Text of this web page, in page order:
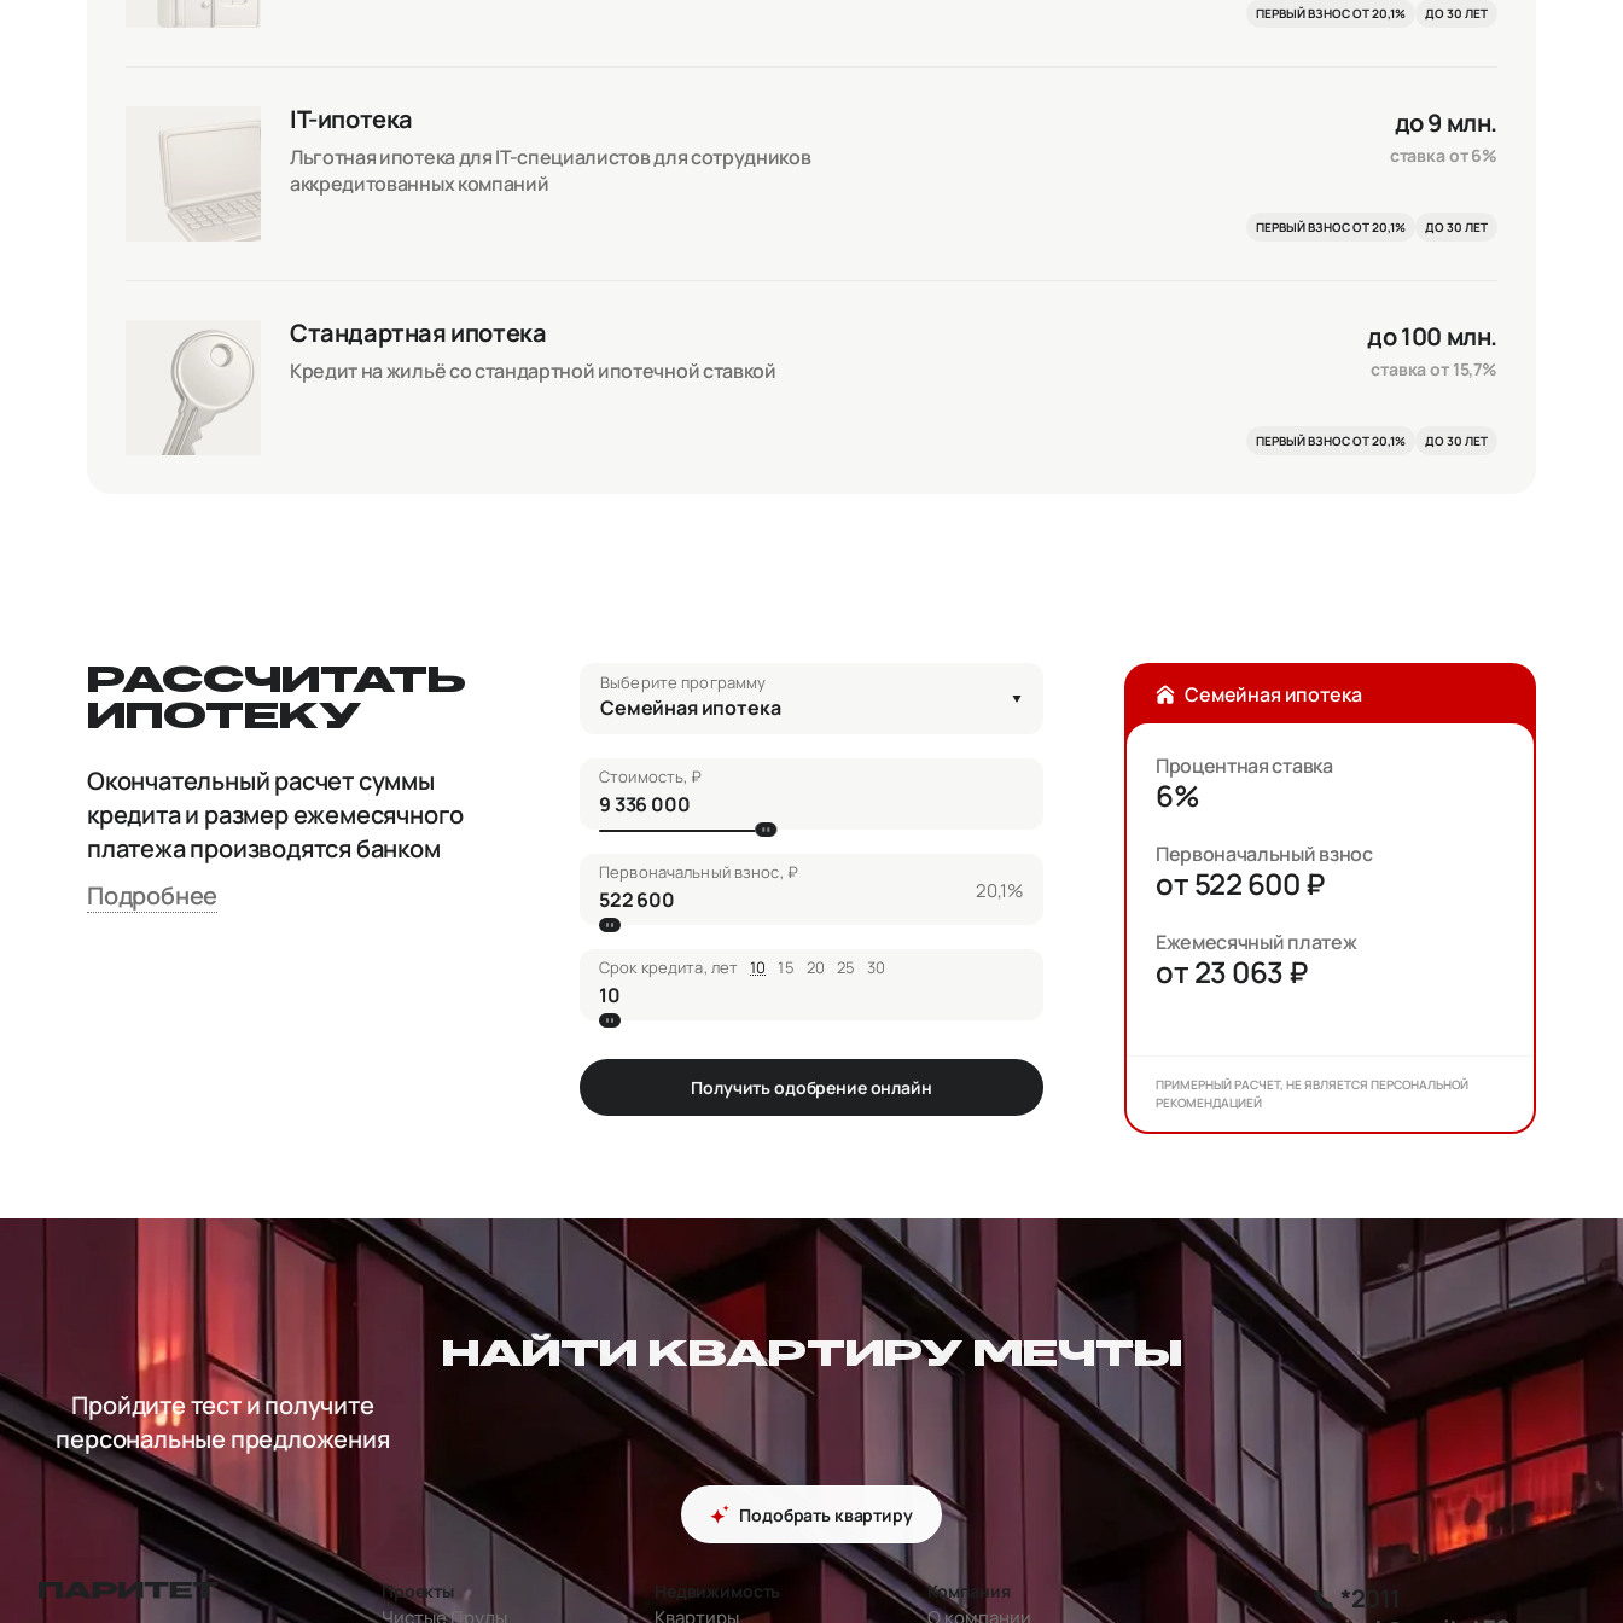
ПЕРВЫЙ ВЗНОС ОТ 20,1% ДО 30 ЛЕТ
IT-ипотека
Льготная ипотека для IT-специалистов для сотрудников
аккредитованных компаний
до 9 млн.
ставка от 6%
ПЕРВЫЙ ВЗНОС ОТ 20,1% ДО 30 ЛЕТ
Стандартная ипотека
Кредит на жильё со стандартной ипотечной ставкой
до 100 млн.
ставка от 15,7%
ПЕРВЫЙ ВЗНОС ОТ 20,1% ДО 30 ЛЕТ
РАССЧИТАТЬ
ИПОТЕКУ
Окончательный расчет суммы
кредита и размер ежемесячного
платежа производятся банком
Подробнее
Выберите программу
Семейная ипотека
Стоимость, ₽
Первоначальный взнос, ₽
20,1%
Срок кредита, лет 10 15 20 25 30
Получить одобрение онлайн
Семейная ипотека
Процентная ставка
6%
Первоначальный взнос
от 522 600 ₽
Ежемесячный платеж
от 23 063 ₽
ПРИМЕРНЫЙ РАСЧЕТ, НЕ ЯВЛЯЕТСЯ ПЕРСОНАЛЬНОЙ
РЕКОМЕНДАЦИЕЙ
НАЙТИ КВАРТИРУ МЕЧТЫ
Пройдите тест и получите
персональные предложения
Подобрать квартиру
перейти на главную страницу
Проекты
Чистые Пруды
Недвижимость
Квартиры
Компания
О компании
*2011